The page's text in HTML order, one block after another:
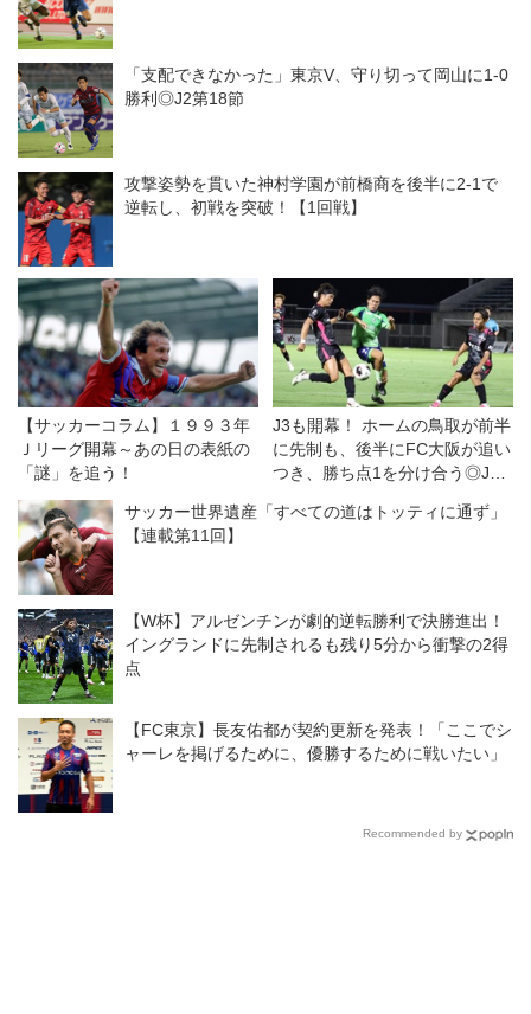
「支配できなかった」東京V、守り切って岡山に1-0
勝利◎J2第18節
攻撃姿勢を貫いた神村学園が前橋商を後半に2-1で
逆転し、初戦を突破！【1回戦】
【サッカーコラム】１９９３年
Ｊリーグ開幕～あの日の表紙の
「謎」を追う！
J3も開幕！ ホームの鳥取が前半
に先制も、後半にFC大阪が追い
つき、勝ち点1を分け合う◎J3
サッカー世界遺産「すべての道はトッティに通ず」
【連載第11回】
【W杯】アルゼンチンが劇的逆転勝利で決勝進出！
イングランドに先制されるも残り5分から衝撃の2得
点
【FC東京】長友佑都が契約更新を発表！「ここでシ
ャーレを掲げるために、優勝するために戦いたい」
Recommended by